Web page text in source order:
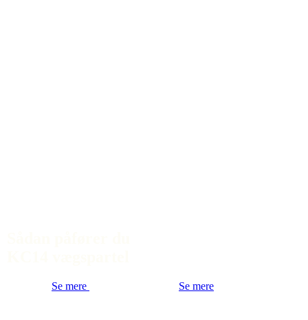
Se mere Se mere